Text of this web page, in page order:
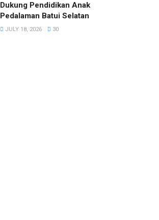
Dukung Pendidikan Anak
Pedalaman Batui Selatan
JULY 18, 2026 30